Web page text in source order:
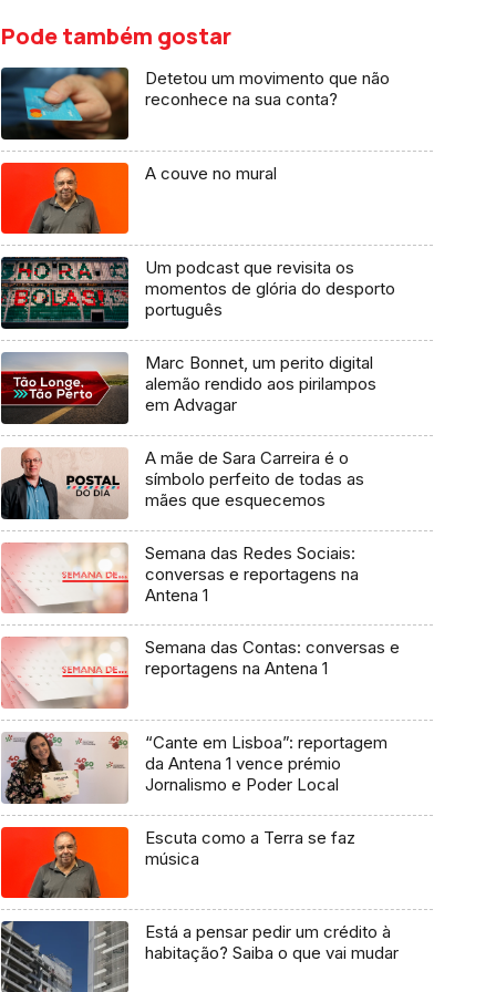
Pode também gostar
Detetou um movimento que não
reconhece na sua conta?
A couve no mural
Um podcast que revisita os
momentos de glória do desporto
português
Marc Bonnet, um perito digital
alemão rendido aos pirilampos
em Advagar
A mãe de Sara Carreira é o
símbolo perfeito de todas as
mães que esquecemos
Semana das Redes Sociais:
conversas e reportagens na
Antena 1
Semana das Contas: conversas e
reportagens na Antena 1
“Cante em Lisboa”: reportagem
da Antena 1 vence prémio
Jornalismo e Poder Local
Escuta como a Terra se faz
música
Está a pensar pedir um crédito à
habitação? Saiba o que vai mudar